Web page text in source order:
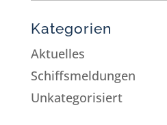
Kategorien
Aktuelles
Schiffsmeldungen
Unkategorisiert